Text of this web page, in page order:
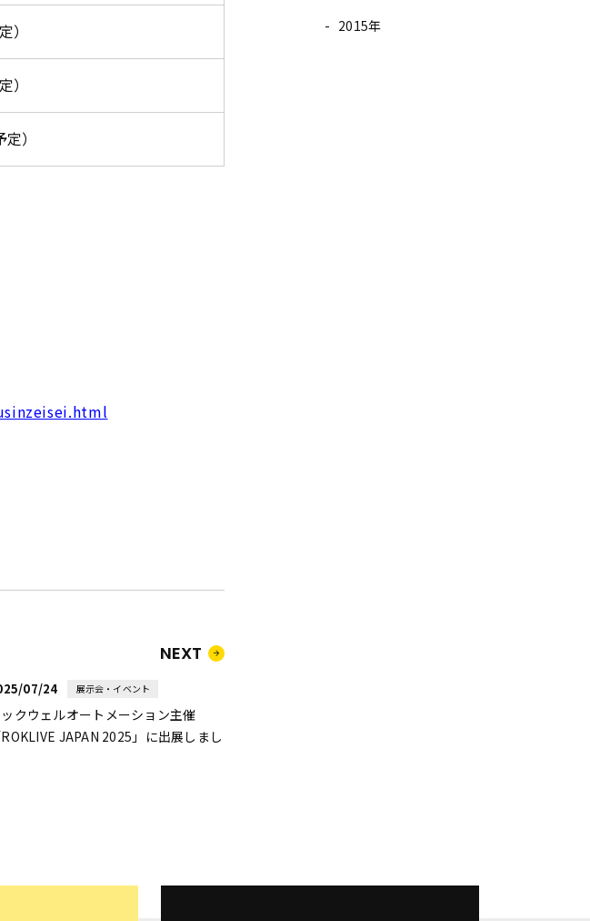
）
）
）
NEXT
07/24 展示会・イベント
クウェルオートメーション主催
ROKLIVE JAPAN 2025」に出展しまし
2015年